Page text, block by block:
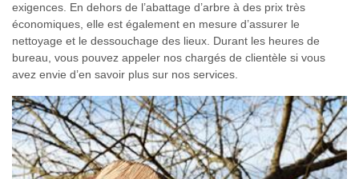
exigences. En dehors de l’abattage d’arbre à des prix très
économiques, elle est également en mesure d’assurer le
nettoyage et le dessouchage des lieux. Durant les heures de
bureau, vous pouvez appeler nos chargés de clientèle si vous
avez envie d’en savoir plus sur nos services.